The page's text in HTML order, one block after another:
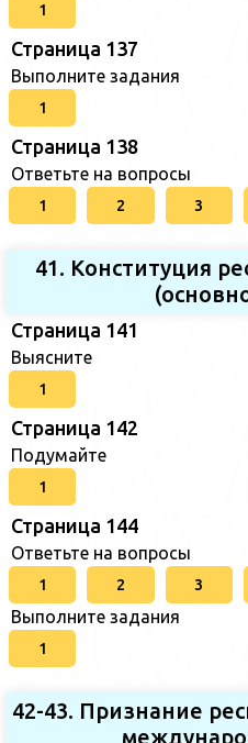
1
Страница 137
Выполните задания
1
Страница 138
Ответьте на вопросы
1 2 3
41. Конституция
Страница 141
Выясните
1
Страница 142
Подумайте
1
Страница 144
Ответьте на вопросы
1 2 3
Выполните задания
1
42-43. Признание